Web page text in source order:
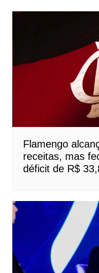
Flamengo
receitas, mas
déficit de R$